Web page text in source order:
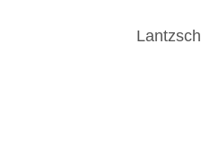
Lantzsch